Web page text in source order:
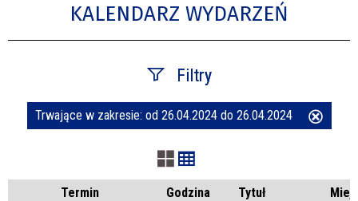
KALENDARZ WYDARZEŃ
Filtry
Szukana fraza
Kategoria
Trwające w zakresie: od 26.04.2024 do 26.04.2024
Termin Godzina Tytuł